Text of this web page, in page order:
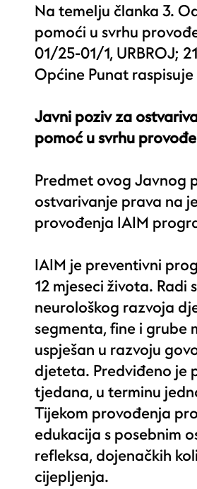
Na temelju članka 3.
pomoći u svrhu
01/25-01/1, URBROJ;
Općine Punat raspisuje
Javni pozivza
pomoć u svrhu
Predmet ovog Javnog
ostvarivanje prava na
provođenja IAIM
IAIM je preventivni
12 mjeseci života.
neurološkog razvoja
segmenta, fine i grube
uspješan u razvoju
djeteta. Predviđeno je
tjedana, u terminu
Tijekom provođenja
edukacija s posebnim
refleksa, dojenačkih
cijepljenja.